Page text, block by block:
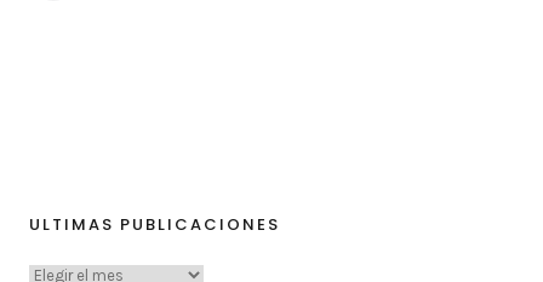
ULTIMAS PUBLICACIONES